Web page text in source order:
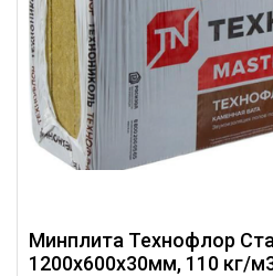
Минплита Технофлор
1200х600х30мм, 110 кг/